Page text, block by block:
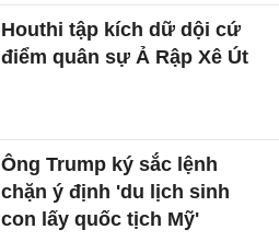
Houthi tập kích dữ dội cứ
điểm quân sự Ả Rập Xê Út
Ông Trump ký sắc lệnh
chặn ý định 'du lịch sinh
con lấy quốc tịch Mỹ'